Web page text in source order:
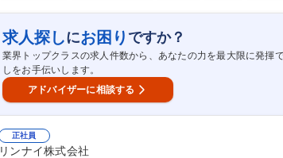
ー施策を指揮いただきます。■単なる代行に留まらず、効果計測
る」攻めの運用を行います。 【商材例】■お菓子・おかず・缶詰など 募集職種 【SNSマーケティング/責任
NS戦略をデザインする/食品業界案件多数
求人探しにお困り ですか？
業界トップクラスの求人件数から、あなたの力を最大限に発揮
しをお手伝いします。
アドバイザーに相談する
正社員
リンナイ株式会社